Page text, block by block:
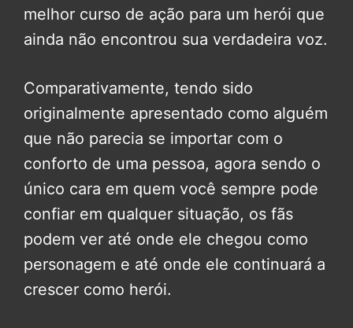
melhor curso de ação para um herói que
ainda não encontrou sua verdadeira voz.
Comparativamente, tendo sido
originalmente apresentado como alguém
que não parecia se importar com o
conforto de uma pessoa, agora sendo o
único cara em quem você sempre pode
confiar em qualquer situação, os fãs
podem ver até onde ele chegou como
personagem e até onde ele continuará a
crescer como herói.